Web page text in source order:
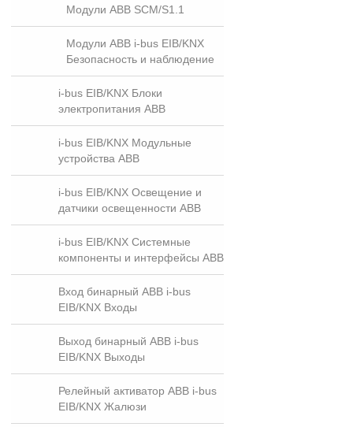
Модули ABB SCM/S1.1
Модули ABB i-bus EIB/KNX
Безопасность и наблюдение
i-bus EIB/KNX Блоки
электропитания ABB
i-bus EIB/KNX Модульные
устройства ABB
i-bus EIB/KNX Освещение и
датчики освещенности ABB
i-bus EIB/KNX Системные
компоненты и интерфейсы ABB
Вход бинарный ABB i-bus
EIB/KNX Входы
Выход бинарный ABB i-bus
EIB/KNX Выходы
Релейный активатор ABB i-bus
EIB/KNX Жалюзи